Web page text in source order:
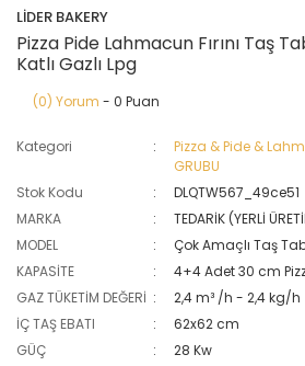
LİDER BAKERY
Pizza Pide Lahmacun Fırını Taş
Katlı Gazlı Lpg
(0) Yorum - 0 Puan
Kategori Pizza & Pide &
GRUBU
Stok Kodu
DLQTW567_49ce51
MARKA
TEDARİK (YERLİ
MODEL
Çok Amaçlı Taş
KAPASİTE
4+4 Adet 30 cm
GAZ TÜKETİM DEĞERİ
2,4 m³ /h - 2,4 kg/h
İÇ TAŞ EBATI
62x62 cm
GÜÇ
28 Kw